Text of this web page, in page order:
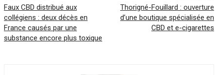
Faux CBD distribué aux
collégiens : deux décès en
France causés par une
substance encore plus toxique
Thorigné-Fouillard : ouverture
d’une boutique spécialisée en
CBD et e-cigarettes